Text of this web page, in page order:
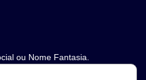
ou Nome Fantasia.